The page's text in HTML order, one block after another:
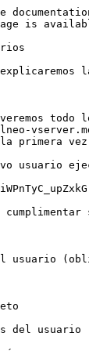
(obligatorio). Este será el nombre que se usará para validarse en las aplicaciones.

Ejemplo: JGARCIA

#### Nombre completo

Nombre y apellidos del usuario (opcional).

Ejemplo: Juan García

#### Contraseña

Contraseña que el usuario tendrá que usar para acceder a las aplicaciones (opcional). La contraseña no será visible, sino que se presentará del modo siguiente:

![](/files/-M7D7Ci_Ea9ZqmBDMzJ7)

No es posible usar ni en el nombre del usuario ni en la contraseña un punto y coma (**;**), o un asterisco (**\***) o dos puntos (**:**) o una arroba (**@**), ya que ambos caracteres son usados en los [acceso directo](/24/velneo-vadmin/acceso-directo.md) (el asterisco para solicitar la especificación de contraseña y los dos puntos para separar el usuario